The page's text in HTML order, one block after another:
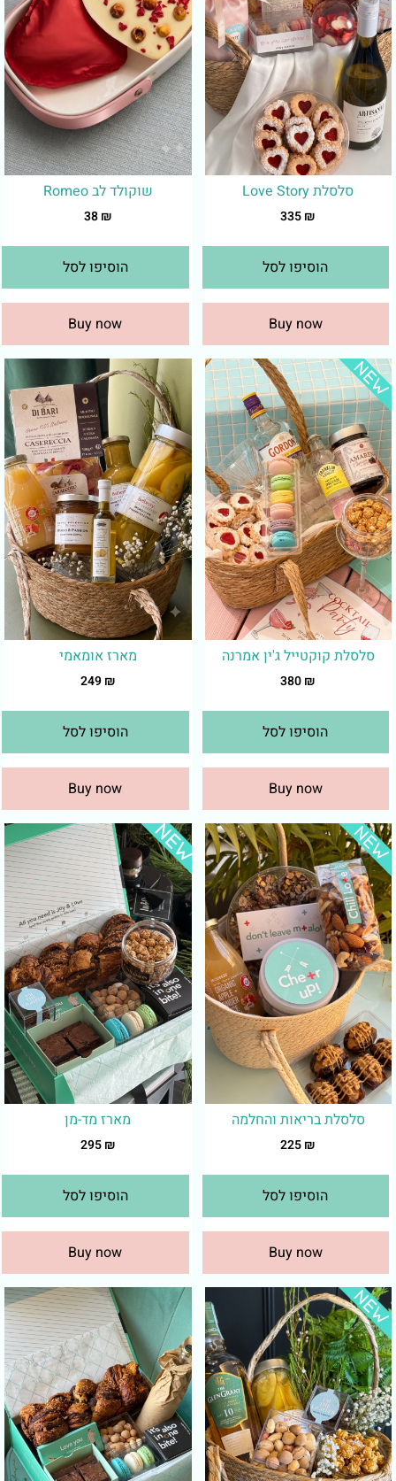
סלסלת Love Story
335₪
הוסיפו לסל
Buy now
שוקולד לב Romeo
38₪
הוסיפו לסל
Buy now
סלסלת קוקטייל ג'ין אמרנה
380₪
הוסיפו לסל
Buy now
מארז אומאמי
249₪
הוסיפו לסל
Buy now
סלסלת בריאות והחלמה
225₪
הוסיפו לסל
Buy now
מארז מד-מן
295₪
הוסיפו לסל
Buy now